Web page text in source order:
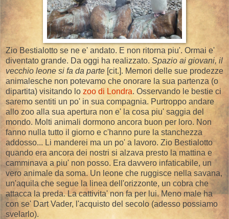
Zio Bestialotto se ne e' andato. E non ritorna piu'. Ormai e'
diventato grande. Da oggi ha realizzato. Spazio ai giovani, il
vecchio leone si fa da parte [cit.]. Memori delle sue prodezze
animalesche non potevamo che onorare la sua partenza (o
dipartita) visitando lo zoo di Londra. Osservando le bestie ci
saremo sentiti un po' in sua compagnia. Purtroppo andare
allo zoo alla sua apertura non e' la cosa piu' saggia del
mondo. Molti animali dormono ancora buon per loro. Non
fanno nulla tutto il giorno e c'hanno pure la stanchezza
addosso... Li manderei ma un po' a lavoro. Zio Bestialotto
quando era ancora dei nostri si alzava presto la mattina e
camminava a piu' non posso. Era davvero infaticabile, un
vero animale da soma. Un leone che ruggisce nella savana,
un'aquila che segue la linea dell'orizzonte, un cobra che
attacca la preda. La cattivita' non fa per lui. Meno male ha
con se' Dart Vader, l'acquisto del secolo (adesso possiamo
svelarlo).